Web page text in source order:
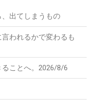
、出てしまうもの
言われるかで変わるも
ことへ。2026/8/6